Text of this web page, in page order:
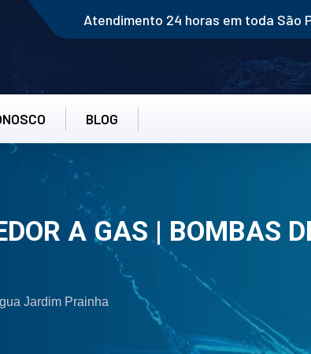
Atendimento 24 horas em toda São
BLOG
A GAS | BOMBAS
Jardim Prainha